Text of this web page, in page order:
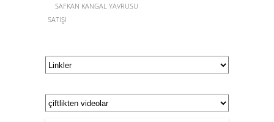
SAFKAN KANGAL YAVRUSU
SATIŞI